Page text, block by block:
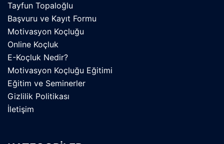
Tayfun Topaloğlu
Başvuru ve Kayıt Formu
Motivasyon Koçluğu
Online Koçluk
E-Koçluk Nedir?
Motivasyon Koçluğu Eğitimi
Eğitim ve Seminerler
Gizlilik Politikası
İletişim